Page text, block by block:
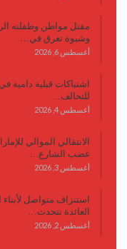
مقتل مواطن وطفلته
وشبوة تغرق في…
أغسطس 6, 2026
اشتباكات قبلية
للتحالف…
أغسطس 4, 2026
الانتقالي الموالي
غضب الشارع…
أغسطس 3, 2026
استنزاف متواصل
العائدة تتحدث…
أغسطس 2, 2026